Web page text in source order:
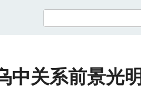
中关系前景光明